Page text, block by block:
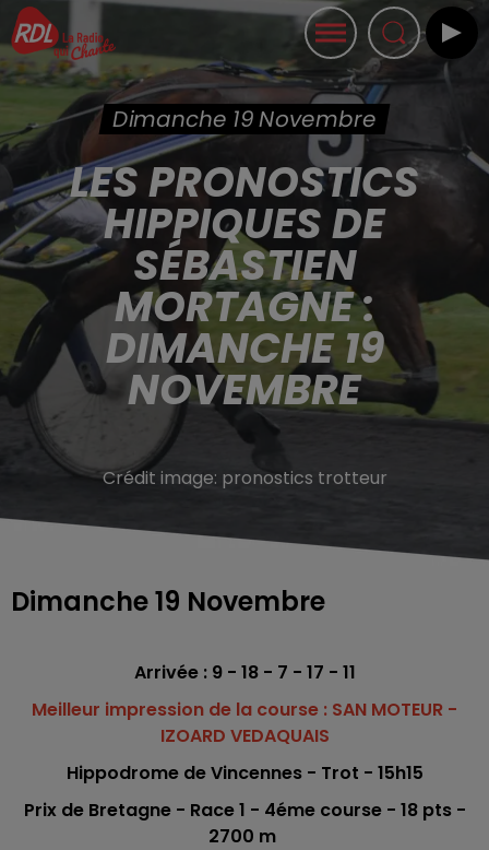
Dimanche 19 Novembre
LES PRONOSTICS
HIPPIQUES DE
SÉBASTIEN
MORTAGNE :
DIMANCHE 19
NOVEMBRE
Crédit image: pronostics trotteur
Dimanche 19 Novembre
Arrivée : 9 - 18 - 7 - 17 - 11
Meilleur impression de la course : SAN MOTEUR -
IZOARD VEDAQUAIS
Hippodrome de Vincennes - Trot - 15h15
Prix de Bretagne - Race 1 - 4éme course - 18 pts -
2700 m